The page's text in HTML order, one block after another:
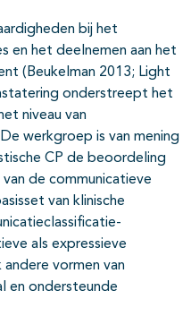
bij het
en het deelnemen aan het
(Beukelman 2013; Light
onderstreept het
niveau van
werkgroep is van mening
CP de beoordeling
de communicatieve
van klinische
als expressieve
vormen van
en ondersteunde